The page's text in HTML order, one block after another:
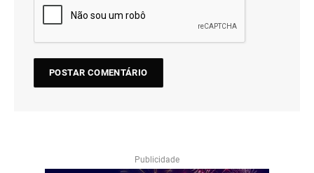
Publicidade